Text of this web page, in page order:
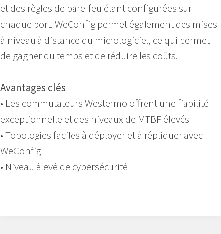
et des règles de pare-feu étant configurées sur
chaque port. WeConfig permet également des mises
à niveau à distance du micrologiciel, ce qui permet
de gagner du temps et de réduire les coûts.
Avantages clés
• Les commutateurs Westermo offrent une fiabilité
exceptionnelle et des niveaux de MTBF élevés
• Topologies faciles à déployer et à répliquer avec
WeConfig
• Niveau élevé de cybersécurité